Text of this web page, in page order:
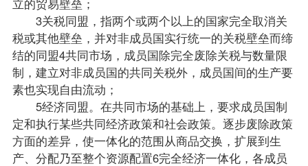
3关税同盟，指两个或两个以上的国家完全取消关
税或其他壁垒，并对非成员国实行统一的关税壁垒而缔
结的同盟4共同市场，成员国除完全废除关税与数量限
制，建立对非成员国的共同关税外，成员国间的生产要
素也实现自由流动；
5经济同盟。在共同市场的基础上，要求成员国制
定和执行某些共同经济政策和社会政策。逐步废除政策
方面的差异，使一体化的范围从商品交换，扩展到生
产、分配乃至整个资源配置6完全经济一体化，各成员